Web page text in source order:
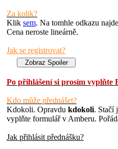
Za kolik?
Klik sem. Na tomhle odkazu
Cena neroste lineárně.
Jak se registrovat?
Po přihlášení si prosím vyplňte
Kdo může přednášet?
Kdokoli. Opravdu kdokoli. Stačí
vyplňte formulář v Amberu.
Jak přihlásit přednášku?